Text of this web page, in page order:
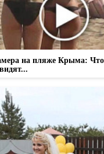
на пляже Крыма: